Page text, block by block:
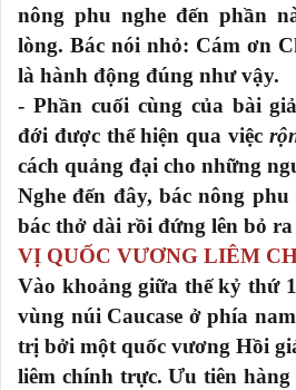
nông phu nghe đến phần
lòng. Bác nói nhỏ: Cám ơn
là hành động đúng như vậy.
- Phần cuối cùng của bài
đới được thể hiện qua việc
cách quảng đại cho những
Nghe đến đây, bác nông
bác thở dài rồi đứng lên bỏ
VỊ QUỐC VƯƠNG LIÊM
Vào khoảng giữa thế kỷ thứ
vùng núi Caucase ở phía
trị bởi một quốc vương Hồi
liêm chính trực. Ưu tiên